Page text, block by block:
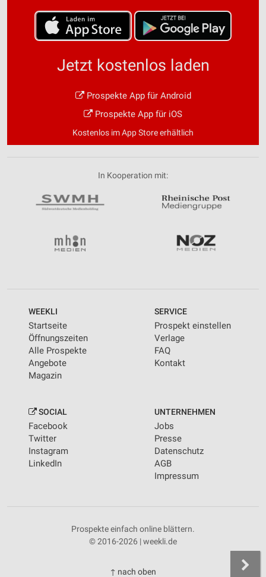
Jetzt kostenlos laden
Prospekte App für Android
Prospekte App für iOS
Kostenlos im App Store erhältlich
In Kooperation mit:
WEEKLI
Startseite
Öffnungszeiten
Alle Prospekte
Angebote
Magazin
SERVICE
Prospekt einstellen
Verlage
FAQ
Kontakt
SOCIAL
Facebook
Twitter
Instagram
LinkedIn
UNTERNEHMEN
Jobs
Presse
Datenschutz
AGB
Impressum
Prospekte einfach online blättern.
© 2016-2026 | weekli.de
↑ nach oben